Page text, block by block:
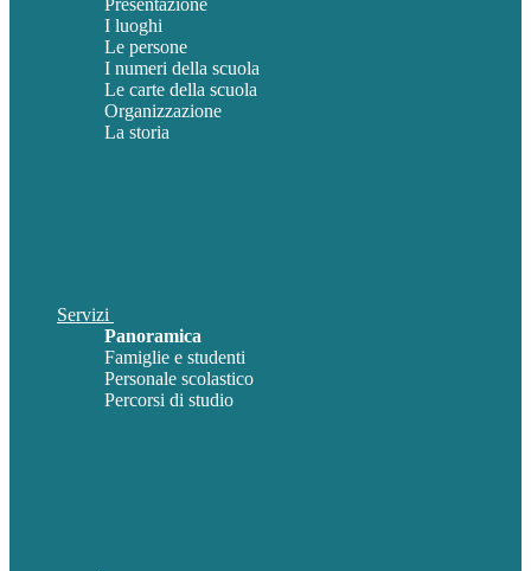
Presentazione
I luoghi
Le persone
I numeri della scuola
Le carte della scuola
Organizzazione
La storia
Servizi
Panoramica
Famiglie e studenti
Personale scolastico
Percorsi di studio